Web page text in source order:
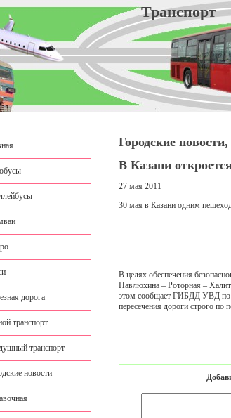
дорога
транспорт
транспорт
новости
Городские
В Казани
27 мая 2011
30 мая в Казани одним
В целях обеспечения
Павлюхина – Роторная –
этом сообщает ГИБДД УВД по
пересечения дороги строго по